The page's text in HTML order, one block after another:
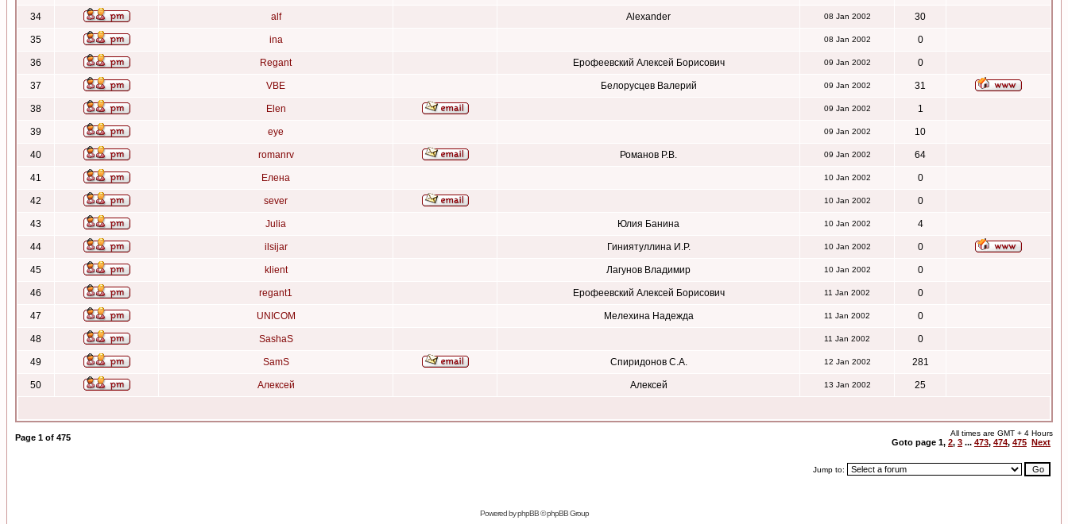
34 alf Alexander 08 Jan 2002 30
35 ina 08 Jan 2002 0
36 Regant Ерофеевский Алексей Борисович 09 Jan 2002 0
37 VBE Белорусцев Валерий 09 Jan 2002 31
38 Elen 09 Jan 2002 1
39 eye 09 Jan 2002 10
40 romanrv Романов Р.В. 09 Jan 2002 64
41 Елена 10 Jan 2002 0
42 sever 10 Jan 2002 0
43 Julia Юлия Банина 10 Jan 2002 4
44 ilsijar Гиниятуллина И.Р. 10 Jan 2002 0
45 klient Лагунов Владимир 10 Jan 2002 0
46 regant1 Ерофеевский Алексей Борисович 11 Jan 2002 0
47 UNICOM Мелехина Надежда 11 Jan 2002 0
48 SashaS 11 Jan 2002 0
49 SamS Спиридонов С.А. 12 Jan 2002 281
50 Алексей Алексей 13 Jan 2002 25
Page 1 of 475 All times are GMT + 4 Hours
Goto page 1, 2, 3 ... 473, 474, 475 Next
Jump to:
Powered byphpBB© phpBB Group